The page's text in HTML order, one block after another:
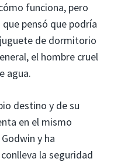
funciona, pero
pensó que podría
de dormitorio
el hombre cruel
agua.
destino y de su
en el mismo
y ha
la seguridad